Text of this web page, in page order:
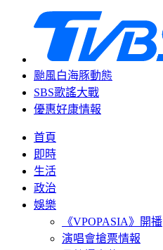
颱風白海豚動態
SBS歌謠大戰
優惠好康情報
首頁
即時
生活
政治
娛樂
《VPOPASIA》開播
演唱會搶票情報